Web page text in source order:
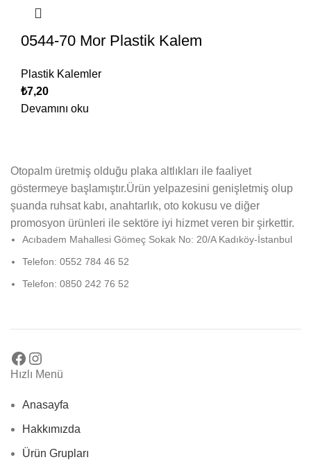
0544-70 Mor Plastik Kalem
Plastik Kalemler
₺7,20
Devamını oku
Otopalm üretmiş olduğu plaka altlıkları ile faaliyet
göstermeye başlamıştır.Ürün yelpazesini genişletmiş olup
şuanda ruhsat kabı, anahtarlık, oto kokusu ve diğer
promosyon ürünleri ile sektöre iyi hizmet veren bir şirkettir.
Acıbadem Mahallesi Gömeç Sokak No: 20/A Kadıköy-İstanbul
Telefon: 0552 784 46 52
Telefon: 0850 242 76 52
Hızlı Menü
Anasayfa
Hakkımızda
Ürün Grupları